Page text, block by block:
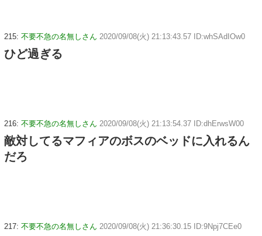
215: 不要不急の名無しさん 2020/09/08(火) 21:13:43.57 ID:whSAdIOw0
ひど過ぎる
216: 不要不急の名無しさん 2020/09/08(火) 21:13:54.37 ID:dhErwsW00
敵対してるマフィアのボスのベッドに入れるん
だろ
217: 不要不急の名無しさん 2020/09/08(火) 21:36:30.15 ID:9Npj7CEe0